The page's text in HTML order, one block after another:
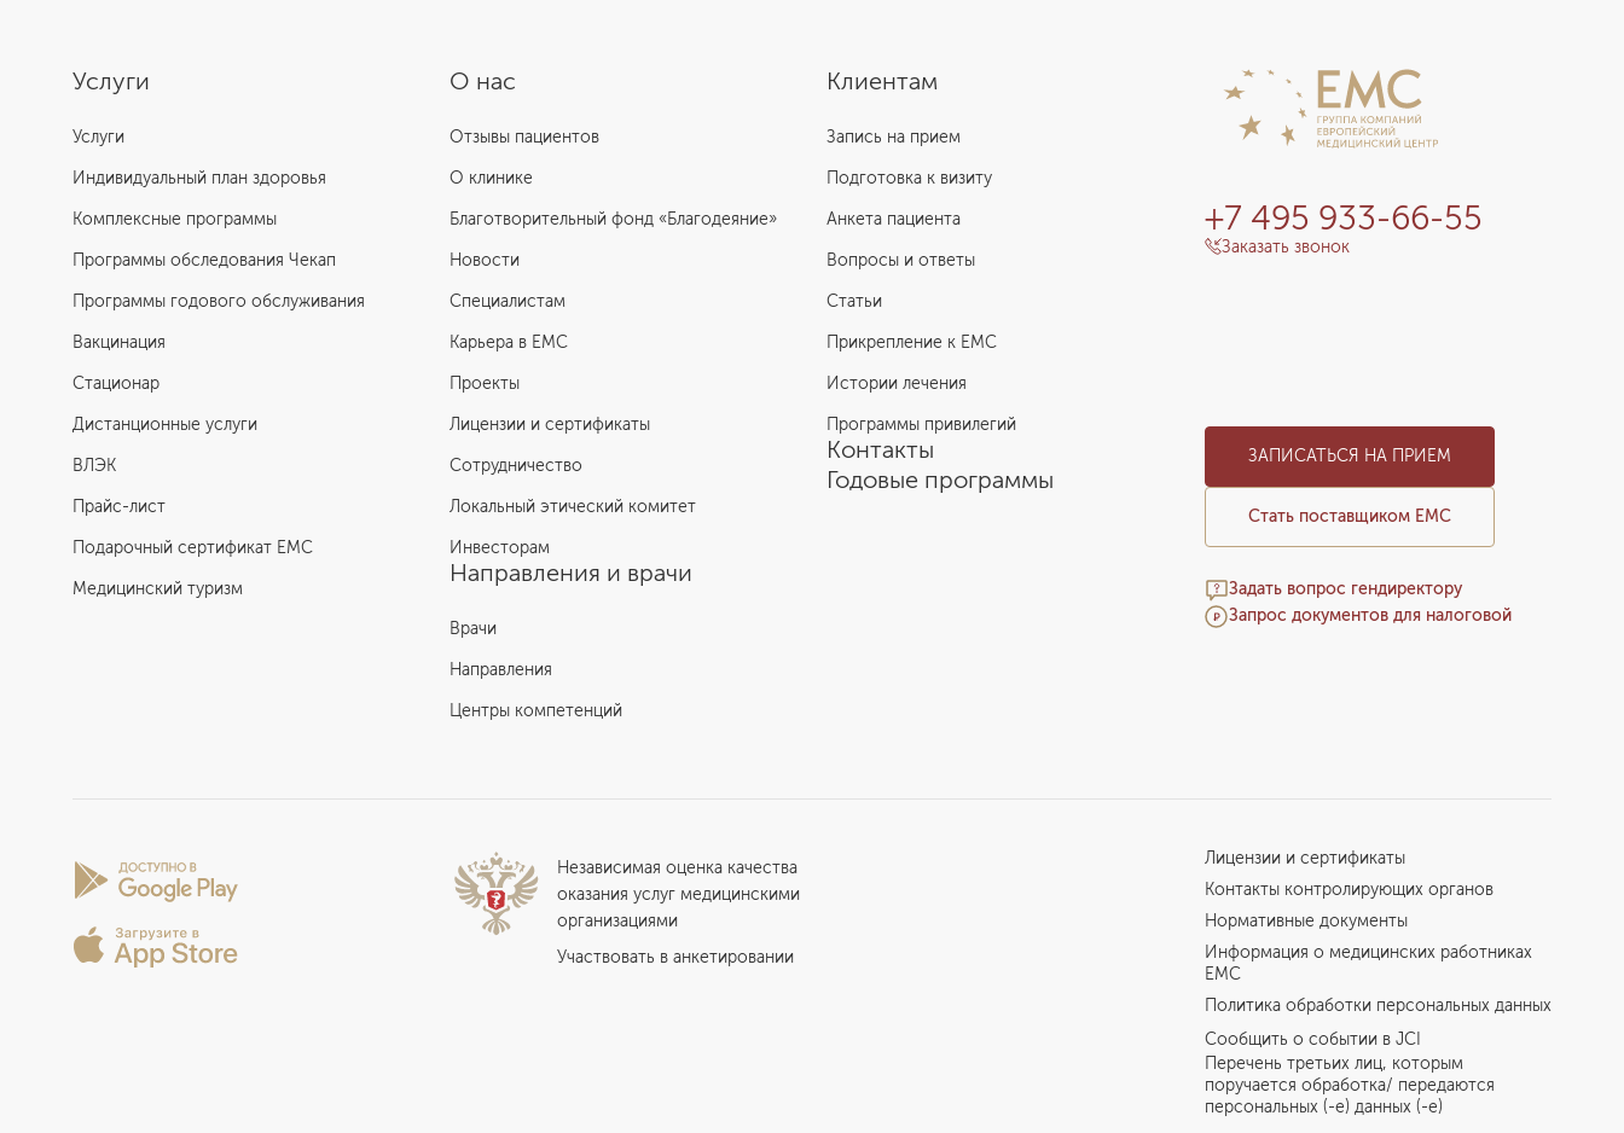
О нас
Отзывы пациентов
О клинике
Благотворительный фонд «Благодеяние»
Новости
Специалистам
Карьера в ЕМС
Проекты
Лицензии и сертификаты
Сотрудничество
Локальный этический комитет
Инвесторам
Направления и врачи
Врачи
Направления
Центры компетенций
Услуги
Услуги
Индивидуальный план здоровья
Комплексные программы
Программы обследования Чекап
Программы годового обслуживания
Вакцинация
Стационар
Дистанционные услуги
ВЛЭК
Прайс-лист
Подарочный сертификат EMC
Медицинский туризм
Клиентам
Запись на прием
Подготовка к визиту
Анкета пациента
Вопросы и ответы
Статьи
Прикрепление к EMC
Истории лечения
Программы привилегий
Контакты
Годовые программы
+7 495 933-66-55
Заказать звонок
ЗАПИСАТЬСЯ НА ПРИЕМ
Стать поставщиком ЕМС
Задать вопрос гендиректору
Запрос документов для налоговой
Независимая оценка качества
оказания услуг медицинскими
организациями
Участвовать в анкетировании
Лицензии и сертификаты
Контакты контролирующих органов
Нормативные документы
Информация о медицинских работниках
EMC
Политика обработки персональных данных
Сообщить о событии в JCI
Перечень третьих лиц, которым
поручается обработка/ передаются
персональных (-е) данных (-е)